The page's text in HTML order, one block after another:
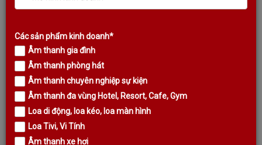
MICRO KHÔNG DÂY KODA SM12
(2022) VUA PHÂN KHÚC RẺ, TÍCH
HỢP PIN SẠC
Các sản phẩm kinh doanh*
Âm thanh gia đình
Âm thanh phòng hát
Âm thanh chuyên nghiệp sự kiện
Âm thanh đa vùng Hotel, Resort, Cafe, Gym
Loa di động, loa kéo, loa màn hình
Loa Tivi, Vi Tính
Âm thanh xe hơi